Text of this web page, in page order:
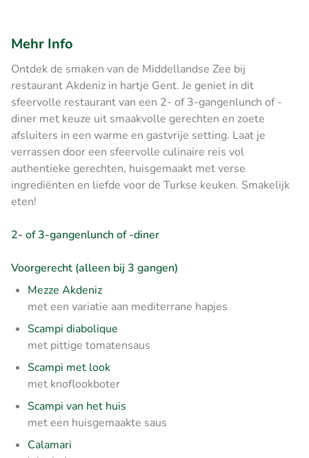
Mehr Info
Ontdek de smaken van de Middellandse Zee bij
restaurant Akdeniz in hartje Gent. Je geniet in dit
sfeervolle restaurant van een 2- of 3-gangenlunch of -
diner met keuze uit smaakvolle gerechten en zoete
afsluiters in een warme en gastvrije setting. Laat je
verrassen door een sfeervolle culinaire reis vol
authentieke gerechten, huisgemaakt met verse
ingrediënten en liefde voor de Turkse keuken. Smakelijk
eten!
2- of 3-gangenlunch of -diner
Voorgerecht (alleen bij 3 gangen)
Mezze Akdeniz
met een variatie aan mediterrane hapjes
Scampi diabolique
met pittige tomatensaus
Scampi met look
met knoflookboter
Scampi van het huis
met een huisgemaakte saus
Calamari